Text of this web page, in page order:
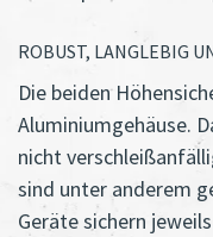
ROBUST, LANGLEBIG
Die beiden
Aluminiumgehäuse.
nicht
sind unter anderem
Geräte sichern